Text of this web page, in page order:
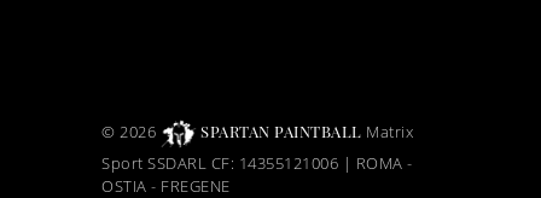
© 2026 SPARTAN PAINTBALL Matrix
Sport SSDARL CF: 14355121006 | ROMA -
OSTIA - FREGENE